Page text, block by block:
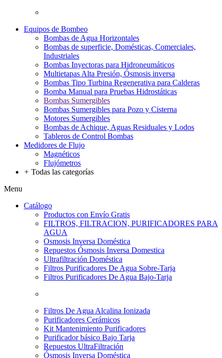
Equipos de Bombeo
Bombas de Agua Horizontales
Bombas de superficie, Domésticas, Comerciales,
Industriales
Bombas Inyectoras para Hidroneumáticos
Multietapas Alta Presión, Ósmosis inversa
Bombas Tipo Turbina Regenerativa para Calderas
Bomba Manual para Pruebas Hidrostáticas
Bombas Sumergibles
Bombas Sumergibles para Pozo y Cisterna
Motores Sumergibles
Bombas de Achique, Aguas Residuales y Lodos
Tableros de Control Bombas
Medidores de Flujo
Magnéticos
Flujómetros
+ Todas las categorías
Menu
Catálogo
Productos con Envío Gratis
FILTROS, FILTRACION, PURIFICADORES PARA
AGUA
Osmosis Inversa Doméstica
Repuestos Ósmosis Inversa Domestica
Ultrafiltración Doméstica
Filtros Purificadores De Agua Sobre-Tarja
Filtros Purificadores De Agua Bajo-Tarja
Filtros De Agua Alcalina Ionizada
Purificadores Cerámicos
Kit Mantenimiento Purificadores
Purificador básico Bajo Tarja
Repuestos UltraFiltración
Ósmosis Inversa Doméstica